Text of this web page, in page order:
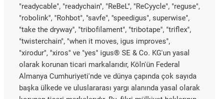
"readycable", "readychain", "ReBeL", "ReCyycle", "reguse",
"robolink", "Rohbot", "savfe", "speedigus", superwise",
"take the dryway", "tribofilament", "tribotape", "triflex",
"twisterchain", "when it moves, igus improves",
"xirodur", "xiros" ve "yes" igus® SE & Co. KG'un yasal
olarak korunan ticari markalarıdır, Köln'ün Federal
Almanya Cumhuriyeti'nde ve dünya çapında çok sayıda
başka ülkede ve uluslararası yargı alanında yasal olarak